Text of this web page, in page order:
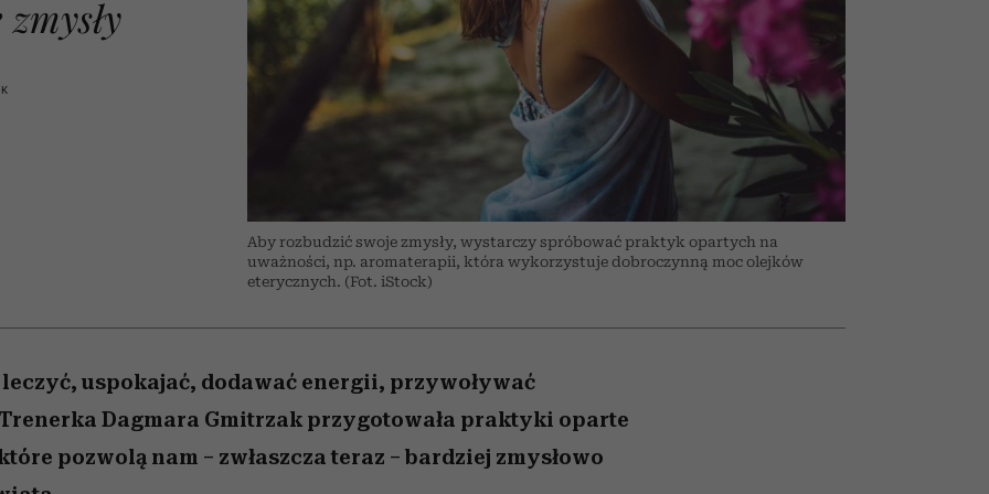
partnerki
boimy się mówić
najbardziej pożądane
ubrania i marki sezonu
Aby rozbudzić swoje zmysły, wystarczy spróbować praktyk opartych na
uważności, np. aromaterapii, która wykorzystuje dobroczynną moc olejków
eterycznych. (Fot. iStock)
uspokajać, dodawać energii, przywoływać
Dagmara Gmitrzak przygotowała praktyki oparte
pozwolą nam – zwłaszcza teraz – bardziej zmysłowo